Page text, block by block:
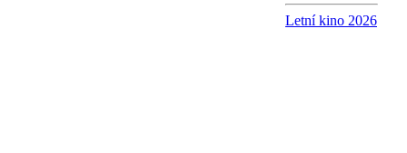
Letní kino 2026